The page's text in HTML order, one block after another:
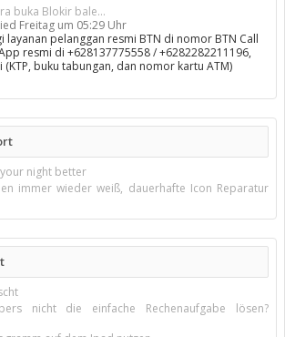
buka Blokir bale...
Freitag um 05:29 Uhr
layanan pelanggan resmi BTN di nomor BTN Call
resmi di +628137775558 / +6282282211196,
buku tabungan, dan nomor kartu ATM)
night better
immer wieder weiß, dauerhafte Icon Reparatur
nicht die einfache Rechenaufgabe lösen?